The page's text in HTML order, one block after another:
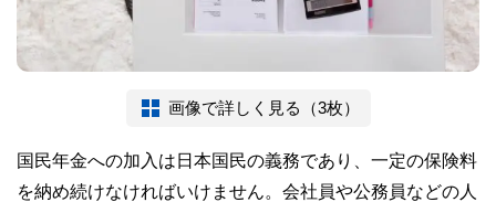
画像で詳しく見る（3枚）
国民年金への加入は日本国民の義務であり、一定の保険料
を納め続けなければいけません。会社員や公務員などの人